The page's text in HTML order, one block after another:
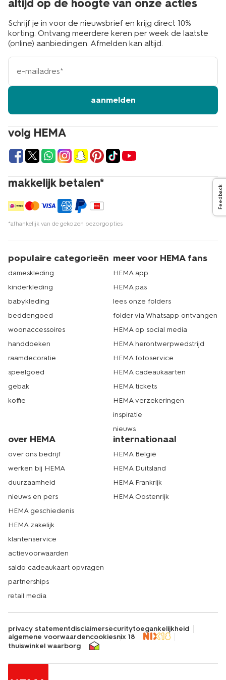
volg HEMA
makkelijk betalen*
*afhankelijk van de gekozen bezorgopties
altijd op de hoogte van onze acties
Schrijf je in voor de nieuwsbrief en krijg direct 10%
korting. Ontvang meerdere keren per week de laatste
(online) aanbiedingen. Afmelden kan altijd.
e-
mailadres
aanmelden
populaire categorieën
dameskleding
kinderkleding
babykleding
beddengoed
woonaccessoires
handdoeken
raamdecoratie
speelgoed
gebak
koffie
meer voor HEMA fans
HEMA app
HEMA pas
lees onze folders
folder via Whatsapp ontvangen
HEMA op social media
HEMA herontwerpwedstrijd
HEMA fotoservice
HEMA cadeaukaarten
HEMA tickets
HEMA verzekeringen
inspiratie
nieuws
over HEMA
over ons bedrijf
werken bij HEMA
duurzaamheid
nieuws en pers
HEMA geschiedenis
HEMA zakelijk
klantenservice
actievoorwaarden
saldo cadeaukaart opvragen
partnerships
retail media
internationaal
HEMA België
HEMA Duitsland
HEMA Frankrijk
HEMA Oostenrijk
privacy statementdisclaimersecuritytoegankelijkheid
algemene voorwaardencookiesnix 18
thuiswinkel waarborg
Feedback